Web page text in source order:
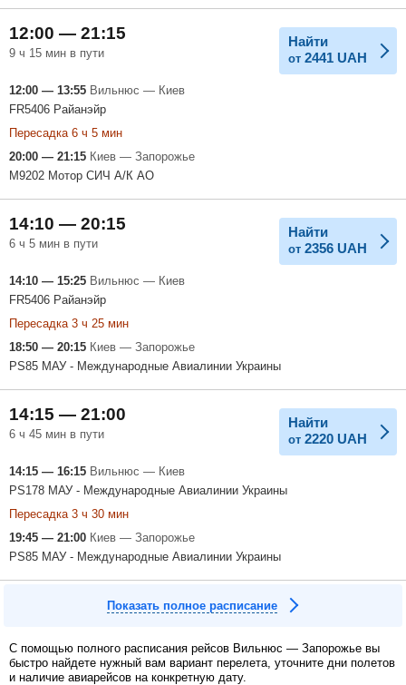
12:00 — 21:15
9 ч 15 мин в пути
Найти
от 2441 UAH
12:00 — 13:55 Вильнюс — Киев
FR5406 Райанэйр
Пересадка 6 ч 5 мин
20:00 — 21:15 Киев — Запорожье
M9202 Мотор СИЧ А/К АО
14:10 — 20:15
6 ч 5 мин в пути
Найти
от 2356 UAH
14:10 — 15:25 Вильнюс — Киев
FR5406 Райанэйр
Пересадка 3 ч 25 мин
18:50 — 20:15 Киев — Запорожье
PS85 МАУ - Международные Авиалинии Украины
14:15 — 21:00
6 ч 45 мин в пути
Найти
от 2220 UAH
14:15 — 16:15 Вильнюс — Киев
PS178 МАУ - Международные Авиалинии Украины
Пересадка 3 ч 30 мин
19:45 — 21:00 Киев — Запорожье
PS85 МАУ - Международные Авиалинии Украины
Показать полное расписание
С помощью полного расписания рейсов Вильнюс — Запорожье вы
быстро найдете нужный вам вариант перелета, уточните дни полетов
и наличие авиарейсов на конкретную дату.